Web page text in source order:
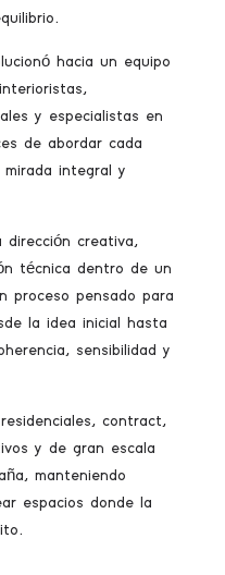
hacia un equipo
y especialistas en
de abordar cada
integral y
dirección creativa,
técnica dentro de un
proceso pensado para
la idea inicial hasta
sensibilidad y
contract,
y de gran escala
manteniendo
espacios donde la